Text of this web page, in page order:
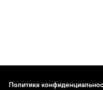
Политика